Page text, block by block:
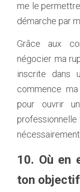
me le
démarche par
Grâce aux
négocier ma
inscrite dans
commence
pour ouvrir
10. Où en
ton